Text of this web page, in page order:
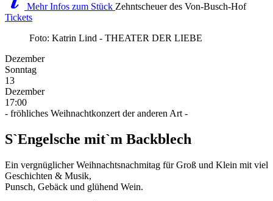
Mehr Infos zum Stück Zehntscheuer des Von-Busch-Hof
Tickets
Foto: Katrin Lind - THEATER DER LIEBE
Dezember
Sonntag
13
Dezember
17:00
- fröhliches Weihnachtkonzert der anderen Art -
S`Engelsche mit`m Backblech
Ein vergnüglicher Weihnachtsnachmitag für Groß und Klein mit viel
Geschichten & Musik,
Punsch, Gebäck und glühend Wein.